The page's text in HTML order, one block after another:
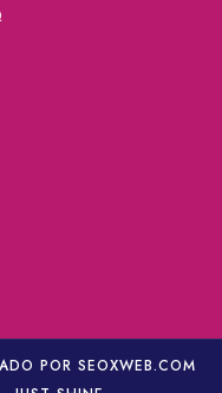
POR SEOXWEB.COM